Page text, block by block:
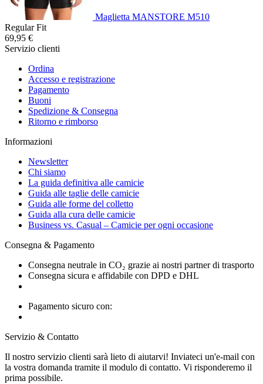
Maglietta MANSTORE M510
Regular Fit
69,95 €
Servizio clienti
Ordina
Accesso e registrazione
Pagamento
Buoni
Spedizione & Consegna
Ritorno e rimborso
Informazioni
Newsletter
Chi siamo
La guida definitiva alle camicie
Guida alle taglie delle camicie
Guida alle forme del colletto
Guida alla cura delle camicie
Business vs. Casual – Camicie per ogni occasione
Consegna & Pagamento
Consegna neutrale in CO₂ grazie ai nostri partner di trasporto
Consegna sicura e affidabile con DPD e DHL
Pagamento sicuro con:
Servizio & Contatto
Il nostro servizio clienti sarà lieto di aiutarvi! Inviateci un'e-mail con
la vostra domanda tramite il modulo di contatto. Vi risponderemo il
prima possibile.